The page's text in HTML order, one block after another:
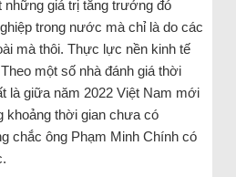
giá trị tăng trưởng đó
trong nước mà chỉ là do các
mà thôi. Thực lực nền kinh tế
một số nhà đánh giá thời
là giữa năm 2022 Việt Nam mới
khoảng thời gian chưa có
chắc ông Phạm Minh Chính có